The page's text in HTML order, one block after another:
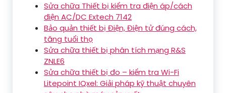
Sửa chữa Thiết bị kiểm tra điện áp/cách
điện AC/DC Extech 7142
Bảo quản thiết bị Điện, Điện tử đúng cách,
tăng tuổi thọ
Sửa chữa thiết bị phân tích mạng R&S
ZNLE6
Sửa chữa thiết bị đo – kiểm tra Wi-Fi
Litepoint IQxel: Giải pháp kỹ thuật chuyên